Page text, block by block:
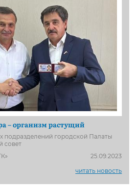
– организм растущий
городской Палаты
совет
25.09.2023
читать новость